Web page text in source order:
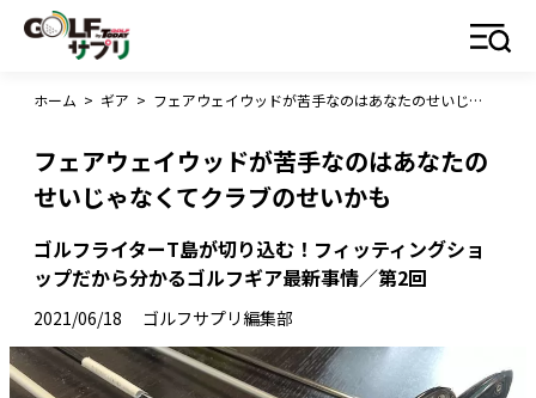
ホーム > ギア > フェアウェイウッドが苦手なのはあなたのせいじゃなくてクラブのせいかも
フェアウェイウッドが苦手なのはあなたの
せいじゃなくてクラブのせいかも
ゴルフライターT島が切り込む！フィッティングショ
ップだから分かるゴルフギア最新事情／第2回
2021/06/18 ゴルフサプリ編集部